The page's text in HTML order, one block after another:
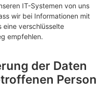
IT-Systemen von uns
wir bei Informationen mit
eine verschlüsselte
empfehlen.
der Daten
Person